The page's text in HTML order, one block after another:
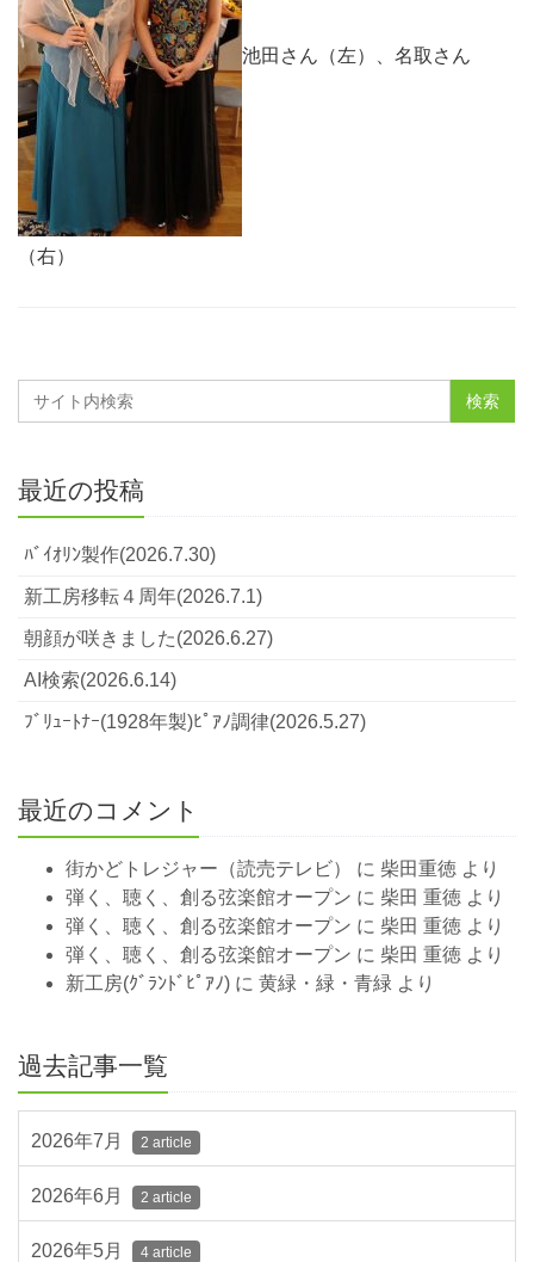
池田さん（左）、名取さん
（右）
最近の投稿
ﾊﾞｲｵﾘﾝ製作(2026.7.30)
新工房移転４周年(2026.7.1)
朝顔が咲きました(2026.6.27)
AI検索(2026.6.14)
ﾌﾞﾘｭｰﾄﾅｰ(1928年製)ﾋﾟｱﾉ調律(2026.5.27)
最近のコメント
街かどトレジャー（読売テレビ） に 柴田重徳 より
弾く、聴く、創る弦楽館オープン に 柴田 重徳 より
弾く、聴く、創る弦楽館オープン に 柴田 重徳 より
弾く、聴く、創る弦楽館オープン に 柴田 重徳 より
新工房(ｸﾞﾗﾝﾄﾞﾋﾟｱﾉ) に 黄緑・緑・青緑 より
過去記事一覧
2026年7月 2 article
2026年6月 2 article
2026年5月 4 article